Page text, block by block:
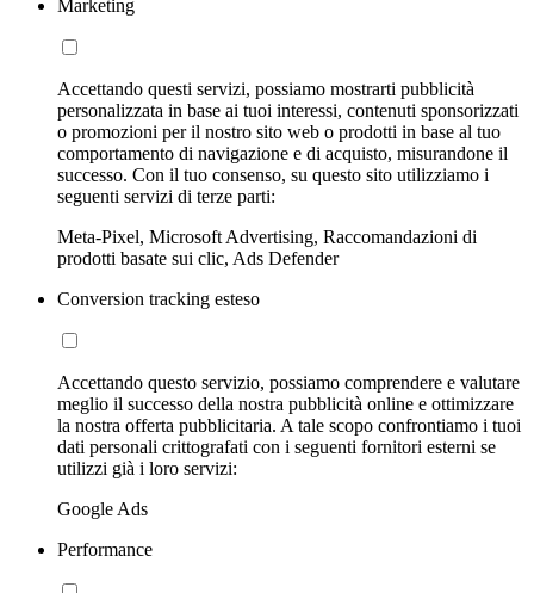
Marketing
Accettando questi servizi, possiamo mostrarti pubblicità
personalizzata in base ai tuoi interessi, contenuti sponsorizzati
o promozioni per il nostro sito web o prodotti in base al tuo
comportamento di navigazione e di acquisto, misurandone il
successo. Con il tuo consenso, su questo sito utilizziamo i
seguenti servizi di terze parti:
Meta-Pixel, Microsoft Advertising, Raccomandazioni di
prodotti basate sui clic, Ads Defender
Conversion tracking esteso
Accettando questo servizio, possiamo comprendere e valutare
meglio il successo della nostra pubblicità online e ottimizzare
la nostra offerta pubblicitaria. A tale scopo confrontiamo i tuoi
dati personali crittografati con i seguenti fornitori esterni se
utilizzi già i loro servizi:
Google Ads
Performance